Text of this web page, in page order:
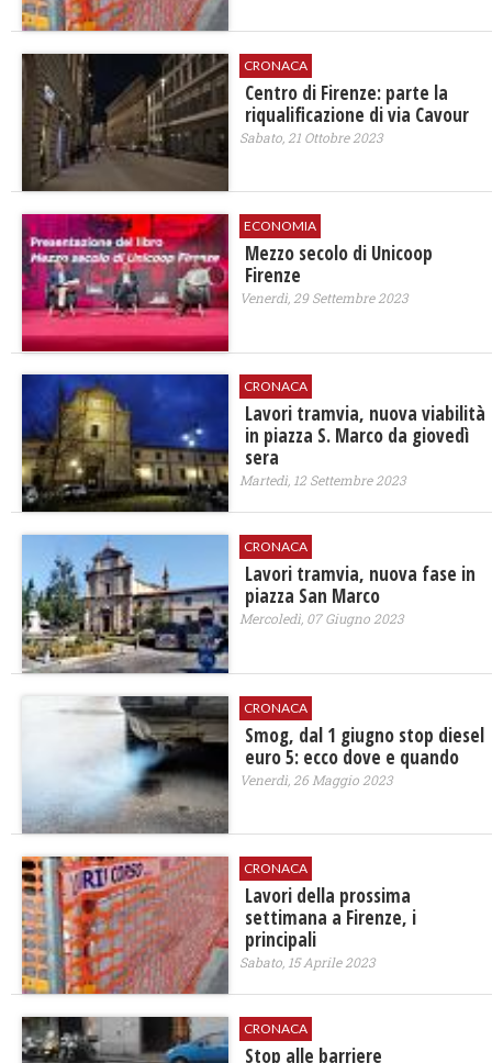
CRONACA
Centro di Firenze: parte la
riqualificazione di via Cavour
Sabato, 21 Ottobre 2023
ECONOMIA
Mezzo secolo di Unicoop
Firenze
Venerdì, 29 Settembre 2023
CRONACA
Lavori tramvia, nuova viabilità
in piazza S. Marco da giovedì
sera
Martedì, 12 Settembre 2023
CRONACA
Lavori tramvia, nuova fase in
piazza San Marco
Mercoledì, 07 Giugno 2023
CRONACA
Smog, dal 1 giugno stop diesel
euro 5: ecco dove e quando
Venerdì, 26 Maggio 2023
CRONACA
Lavori della prossima
settimana a Firenze, i
principali
Sabato, 15 Aprile 2023
CRONACA
Stop alle barriere